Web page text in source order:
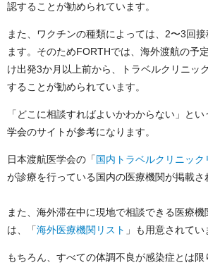
認することが勧められています。
また、ワクチンの種類によっては、2〜3回
ます。そのためFORTHでは、海外渡航の予
け出発3か月以上前から、トラベルクリニッ
することが勧められています。
「どこに相談すればよいかわからない」と
学会のサイトが参考になります。
日本渡航医学会の「国内トラベルクリニック
が診療を行っている国内の医療機関が掲載さ
また、海外滞在中に現地で相談できる医療
は、「海外医療機関リスト 」も用意されてい
もちろん、すべての体調不良が感染症とは